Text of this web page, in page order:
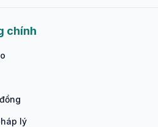
chính
lý